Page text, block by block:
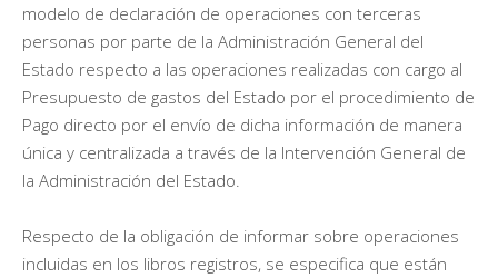
modelo de declaración de operaciones con terceras
personas por parte de la Administración General del
Estado respecto a las operaciones realizadas con cargo al
Presupuesto de gastos del Estado por el procedimiento de
Pago directo por el envío de dicha información de manera
única y centralizada a través de la Intervención General de
la Administración del Estado.
Respecto de la obligación de informar sobre operaciones
incluidas en los libros registros, se especifica que están